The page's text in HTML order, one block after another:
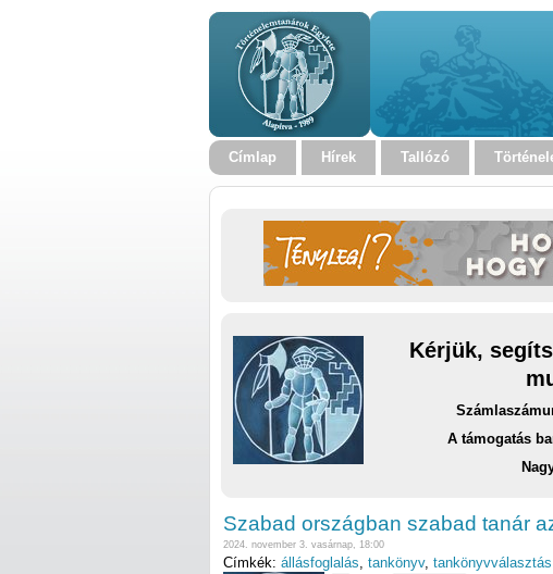
Címlap Hírek Tallózó
Kérjük,
A támogatás
Szabad országban szabad tanár
2024. november 3. vasárnap, 18:00
Címkék: állásfoglalás, tankönyv, tankönyvválasztás